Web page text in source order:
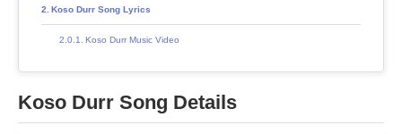
Koso Durr Song Lyrics
Koso Durr Music Video
Koso Durr Song Details